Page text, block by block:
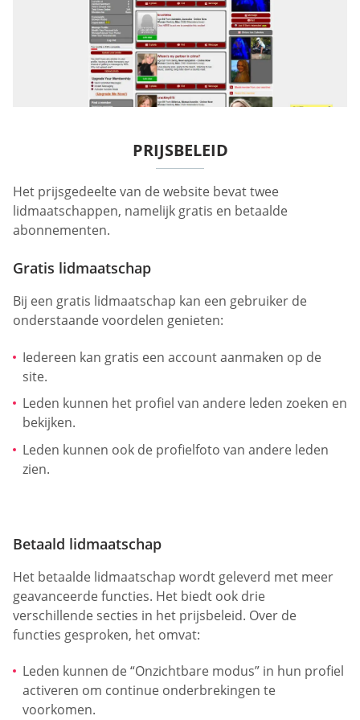
PRIJSBELEID
Het prijsgedeelte van de website bevat twee
lidmaatschappen, namelijk gratis en betaalde
abonnementen.
Gratis lidmaatschap
Bij een gratis lidmaatschap kan een gebruiker de
onderstaande voordelen genieten:
Iedereen kan gratis een account aanmaken op de
site.
Leden kunnen het profiel van andere leden zoeken en
bekijken.
Leden kunnen ook de profielfoto van andere leden
zien.
Betaald lidmaatschap
Het betaalde lidmaatschap wordt geleverd met meer
geavanceerde functies. Het biedt ook drie
verschillende secties in het prijsbeleid. Over de
functies gesproken, het omvat:
Leden kunnen de “Onzichtbare modus” in hun profiel
activeren om continue onderbrekingen te
voorkomen.